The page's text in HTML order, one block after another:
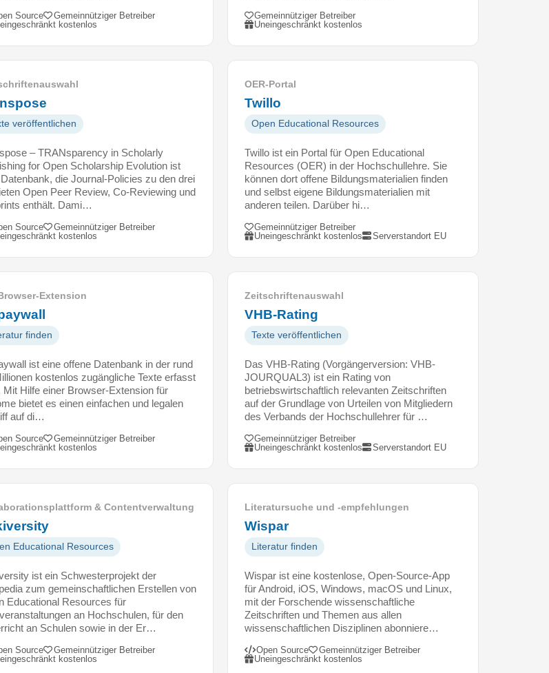
Source
Gemeinnütziger Betreiber
kostenlos
Gemeinnütziger Betreiber
Uneingeschränkt kostenlos
veröffentlichen
– TRANsparency in Scholarly
for Open Scholarship Evolution ist
die Journal-Policies zu den drei
Open Peer Review, Co-Reviewing und
enthält. Dami…
Source
Gemeinnütziger Betreiber
kostenlos
OER-Portal
Twillo
Open Educational Resources
Twillo ist ein Portal für Open Educational
Resources (OER) in der Hochschullehre. Sie
können dort offene Bildungsmaterialien finden
und selbst eigene Bildungsmaterialien mit
anderen teilen. Darüber hi…
Gemeinnütziger Betreiber
Uneingeschränkt kostenlos
Serverstandort EU
Extension
finden
ist eine offene Datenbank in der rund
kostenlos zugängliche Texte erfasst
Mit Hilfe einer Browser-Extension für
bietet es einen einfachen und legalen
auf di…
Source
Gemeinnütziger Betreiber
kostenlos
Zeitschriftenauswahl
VHB-Rating
Texte veröffentlichen
Das VHB-Rating (Vorgängerversion: VHB-
JOURQUAL3) ist ein Rating von
betriebswirtschaftlich relevanten Zeitschriften
auf der Grundlage von Urteilen von Mitgliedern
des Verbands der Hochschullehrer für …
Gemeinnütziger Betreiber
Uneingeschränkt kostenlos
Serverstandort EU
& Contentverwaltung
Educational Resources
ist ein Schwesterprojekt der
zum gemeinschaftlichen Erstellen von
Educational Resources für
an Hochschulen, für den
an Schulen sowie in der Er…
Source
Gemeinnütziger Betreiber
kostenlos
Literatursuche und -empfehlungen
Wispar
Literatur finden
Wispar ist eine kostenlose, Open-Source-App
für Android, iOS, Windows, macOS und Linux,
mit der Forschende wissenschaftliche
Zeitschriften und Themen aus allen
wissenschaftlichen Disziplinen abonniere…
Open Source
Gemeinnütziger Betreiber
Uneingeschränkt kostenlos